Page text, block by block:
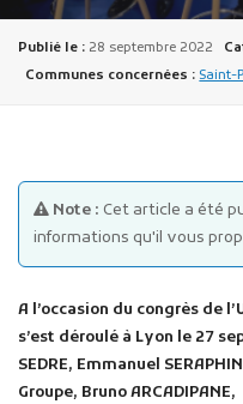
Publicité des
Marchés
Projets
Plans d'accès
Publié le : 28 septembre 2022
Communes concernées : Saint-
Note : Cet article a été
informations qu'il vous
A l’occasion du congrès de l’
s’est déroulé à Lyon le 27
SEDRE, Emmanuel
Groupe, Bruno